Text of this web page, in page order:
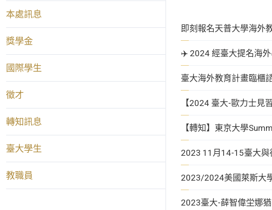
本處訊息
獎學金
國際學生
徵才
轉知訊息
臺大學生
教職員
即刻報名天普大學海外
✈️ 2024 經臺大提名海外
臺大海外教育計畫臨櫃
【2024 臺大-歐力士見
【轉知】東京大學
2023 11月14-15臺大
2023/2024美國萊斯大
2023臺大-薛智偉坣娜